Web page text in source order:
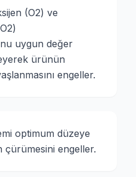
(O2) ve
uygun değer
ürünün
engeller.
optimum düzeye
engeller.